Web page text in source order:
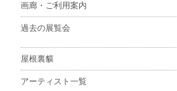
画廊・ご利用案内
過去の展覧会
屋根裏貘
アーティスト一覧